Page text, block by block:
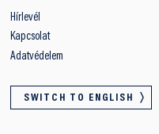
Hírlevél
Kapcsolat
Adatvédelem
SWITCH TO ENGLISH